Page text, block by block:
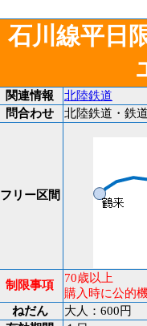
石川線平日
関連情報
北陸鉄道
問合わせ
北陸鉄道・鉄
フリー区間
制限事項
70歳以上
購入時に公的
ねだん
大人：600円